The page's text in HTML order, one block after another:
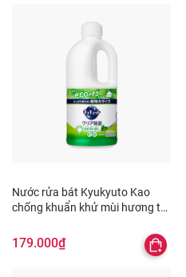
Nước rửa bát Kyukyuto Kao
chống khuẩn khử mùi hương trà
179.000₫